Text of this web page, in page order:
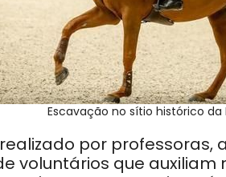
Escavação no sítio histórico da
por professoras,
voluntários que